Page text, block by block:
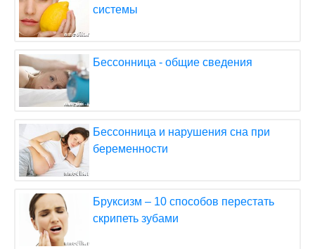
системы
Бессонница - общие сведения
Бессонница и нарушения сна при
беременности
Бруксизм – 10 способов перестать
скрипеть зубами